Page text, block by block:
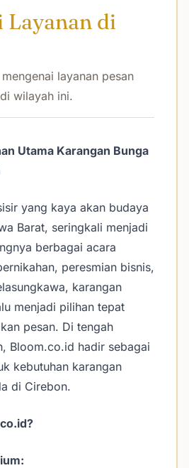
di
layanan pesan
wilayah ini.
Utama Karangan Bunga
yang kaya akan budaya
Barat, seringkali menjadi
berbagai acara
peresmian bisnis,
karangan
menjadi pilihan tepat
pesan. Di tengah
Bloom.co.id hadir sebagai
kebutuhan karangan
di Cirebon.